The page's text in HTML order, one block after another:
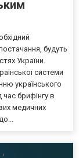
будуть
України.
системи
українського
брифінгу в
медичних